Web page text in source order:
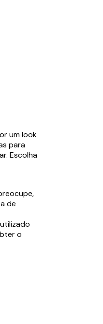
um look
para
Escolha
de
o